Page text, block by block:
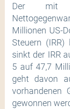
Der mit
Millionen US-
Steuern
sinkt der IRR
5 auf 47,7
geht davon
vorhandenen
gewonnen